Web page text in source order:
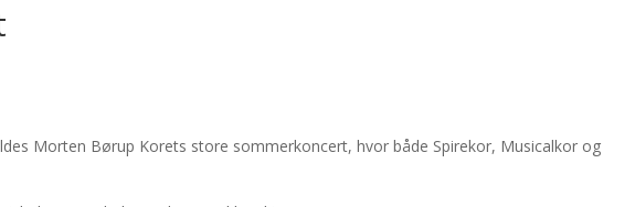
Morten Børup Korets store sommerkoncert, hvor både Spirekor, Musicalkor og